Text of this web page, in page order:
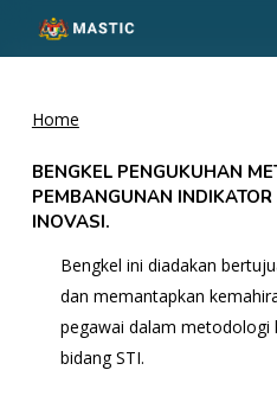
Home
BENGKEL PENGUKUHAN
PEMBANGUNAN
INOVASI.
Bengkel ini diadakan
dan memantapkan
pegawai dalam metodologi
bidang STI.